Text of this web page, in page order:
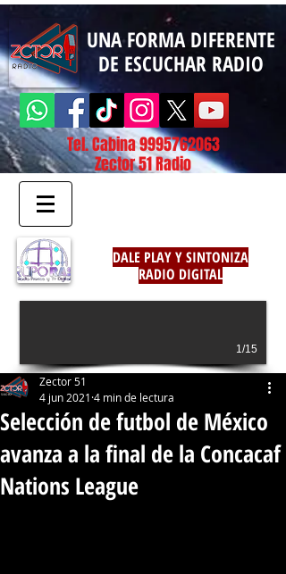
UNA FORMA DIFERENTE
DE ESCUCHAR RADIO
Tel. Cabina9995762063
Zector 51 Radio
DALE PLAY Y SINTONIZA
RADIO DIGITAL
1/15
Selección de futbol de México
avanza a la final de la Concacaf
Nations League
Zector 51
4 jun 2021 4 min de lectura